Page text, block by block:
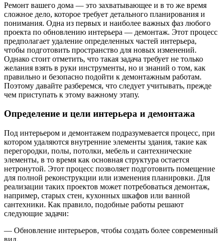
Ремонт вашего дома — это захватывающее и в то же время
сложное дело, которое требует детального планирования и
понимания. Одна из первых и наиболее важных фаз любого
проекта по обновлению интерьера — демонтаж. Этот процесс
предполагает удаление определенных частей интерьера,
чтобы подготовить пространство для новых изменений.
Однако стоит отметить, что такая задача требует не только
желания взять в руки инструменты, но и знаний о том, как
правильно и безопасно подойти к демонтажным работам.
Поэтому давайте разберемся, что следует учитывать, прежде
чем приступать к этому важному этапу.
Определение и цели интерьера и демонтажа
Под интерьером и демонтажем подразумевается процесс, при
котором удаляются внутренние элементы здания, такие как
перегородки, полы, потолки, мебель и сантехнические
элементы, в то время как основная структура остается
нетронутой. Этот процесс позволяет подготовить помещение
для полной реконструкции или изменения планировки. Для
реализации таких проектов может потребоваться демонтаж,
например, старых стен, кухонных шкафов или ванной
сантехники. Как правило, подобные работы решают
следующие задачи:
— Обновление интерьеров, чтобы создать более современный